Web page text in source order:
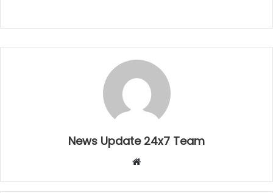
News Update 24x7 Team
Website